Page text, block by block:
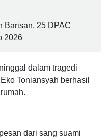
Barisan, 25 DPAC
2026
dalam tragedi
Toniansyah berhasil
dari sang suami